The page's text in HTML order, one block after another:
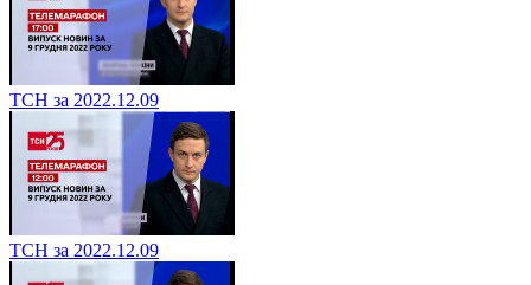
ТСН за 2022.12.09
ТСН за 2022.12.09